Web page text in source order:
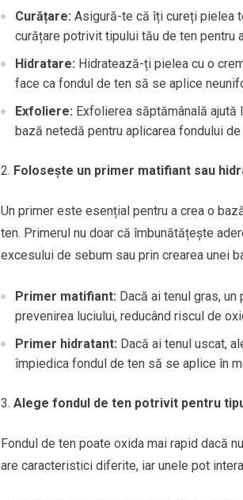
Curățare: Asigură-te că îți cureți pielea
curățare potrivit tipului tău de ten pentru
Hidratare: Hidratează-ți pielea cu o
face ca fondul de ten să se aplice
Exfoliere: Exfolierea săptămânală
bază netedă pentru aplicarea fondului de
Folosește un primer matifiant sau
Un primer este esențial pentru a crea o
ten. Primerul nu doar că îmbunătățește
excesului de sebum sau prin crearea unei
Primer matifiant: Dacă ai tenul gras,
prevenirea luciului, reducând riscul de
Primer hidratant: Dacă ai tenul uscat,
împiedica fondul de ten să se aplice în
Alege fondul de ten potrivit pentru
Fondul de ten poate oxida mai rapid dacă
are caracteristici diferite, iar unele pot